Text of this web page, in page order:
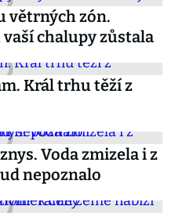
větrných zón.
chalupy zůstala
Král trhu těží z
Voda zmizela i z
nepoznalo